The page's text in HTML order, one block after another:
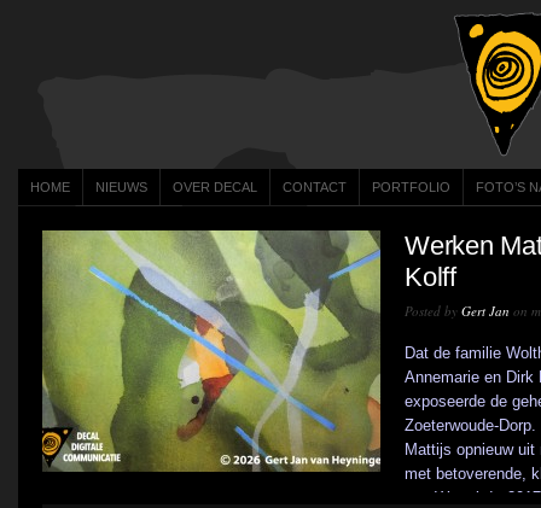
HOME NIEUWS OVER DECAL CONTACT PORTFOLIO FOTO’S
Werken
Kolff
Posted by Gert Jan on
Dat de familie
Annemarie en Dirk
exposeerde de
Zoeterwoude-
Mattijs opnieuw
met betoverende,
van Water’. In